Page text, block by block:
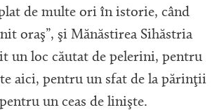
de multe ori în istorie, când
oraş”, şi Mănăstirea Sihăstria
un loc căutat de pelerini, pentru
aici, pentru un sfat de la părinţii
un ceas de linişte.